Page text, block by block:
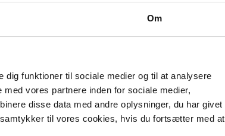
Om
funktioner til sociale medier og til at analysere
vores partnere inden for sociale medier,
disse data med andre oplysninger, du har givet
til vores cookies, hvis du fortsætter med at
i nogle
personer med
om det
og andet.
udfordret,